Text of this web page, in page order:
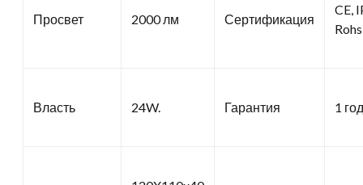
Просвет 2000 лм Сертификация
CE,
Rohs
Власть 24W. Гарантия 1